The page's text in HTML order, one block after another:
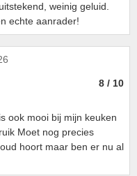
weinig geluid.
echte aanrader!
8 / 10
ook mooi bij mijn keuken
Moet nog precies
hoort maar ben er nu al